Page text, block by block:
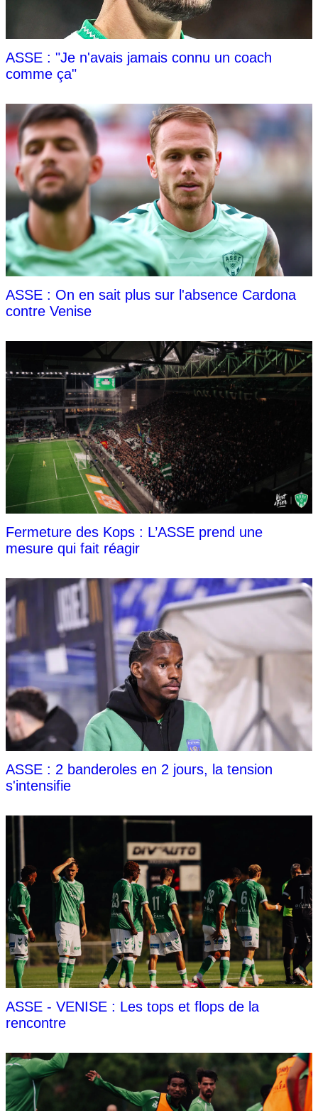
ASSE : "Je n'avais jamais connu un coach
comme ça"
ASSE : On en sait plus sur l'absence Cardona
contre Venise
Fermeture des Kops : L’ASSE prend une
mesure qui fait réagir
ASSE : 2 banderoles en 2 jours, la tension
s'intensifie
ASSE - VENISE : Les tops et flops de la
rencontre